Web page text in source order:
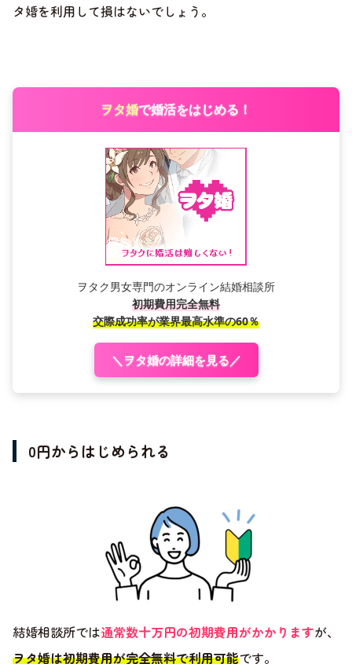
タ婚を利用して損はないでしょう。
ヲタ婚で婚活をはじめる！
ヲタク男女専門のオンライン結婚相談所
初期費用完全無料
交際成功率が業界最高水準の60％
＼ヲタ婚の詳細を見る／
0円からはじめられる
結婚相談所では通常数十万円の初期費用がかかりますが、
ヲタ婚は初期費用が完全無料で利用可能です。